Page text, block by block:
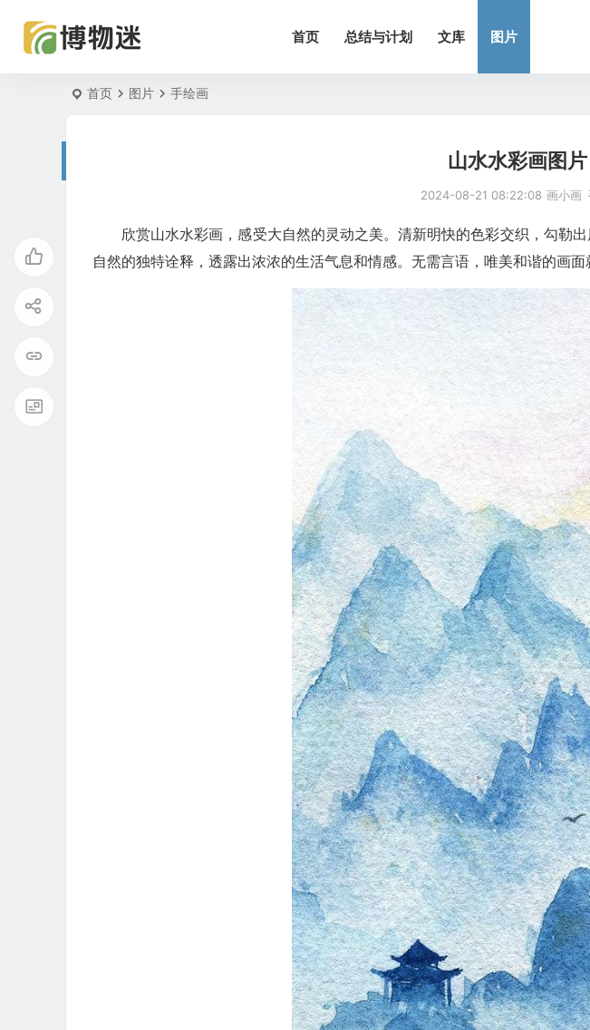
首页 总结与计划 文库 图片
首页 图片 手绘画
山水水彩画图
2024-08-21 08:22:08 画小画
欣赏山水水彩画，感受大自然的灵动之美。清新明快的色彩交织，勾勒
自然的独特诠释，透露出浓浓的生活气息和情感。无需言语，唯美和谐的画面